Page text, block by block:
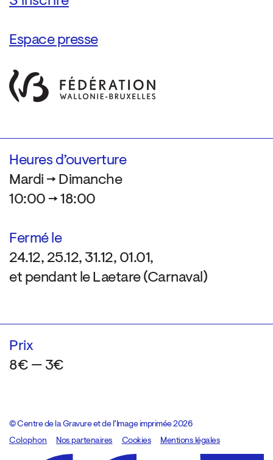
Espace presse
Heures d’ouverture
Mardi → Dimanche
10:00 → 18:00
Fermé le
24.12, 25.12, 31.12, 01.01,
et pendant le Laetare (Carnaval)
Prix
8€ — 3€
© Centre de la Gravure et de l’Image imprimée 2026
Colophon
Design:Marcel Kaczmarek, code:8080.studio
Nos partenaires Cookies Mentions légales